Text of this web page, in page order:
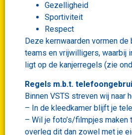
Gezelligheid
Sportiviteit
Respect
Deze kernwaarden vormen
teams en vrijwilligers, waarbij
ligt op de kanjerregels (zie
Regels m.b.t.
Binnen VSTS streven wij naar
– In de kleedkamer blijft je
– Wil je foto’s/filmpjes
overleg dit dan zowel met je